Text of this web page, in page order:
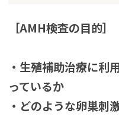
［AMH検査の目的］
・生殖補助治療に利
っているか
・どのような卵巣刺